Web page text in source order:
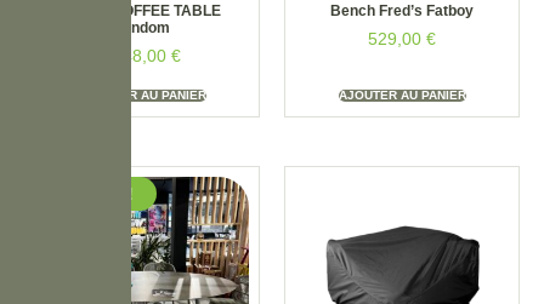
MILOS COFFEE TABLE
Vondom
1548,00 €
AJOUTER AU PANIER
Bench Fred’s Fatboy
529,00 €
AJOUTER AU PANIER
PROMO !